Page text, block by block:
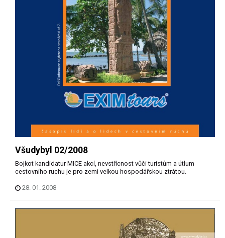
Všudybyl 02/2008
Bojkot kandidatur MICE akcí, nevstřícnost vůči turistům a útlum
cestovního ruchu je pro zemi velkou hospodářskou ztrátou.
28. 01. 2008